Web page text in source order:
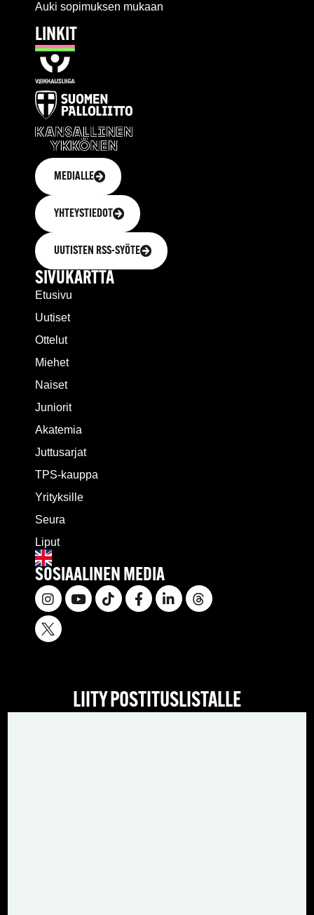
Auki sopimuksen mukaan
LINKIT
MEDIALLE
YHTEYSTIEDOT
UUTISTEN RSS-SYÖTE
SIVUKARTTA
Etusivu
Uutiset
Ottelut
Miehet
Naiset
Juniorit
Akatemia
Juttusarjat
TPS-kauppa
Yrityksille
Seura
Liput
SOSIAALINEN MEDIA
LIITY POSTITUSLISTALLE